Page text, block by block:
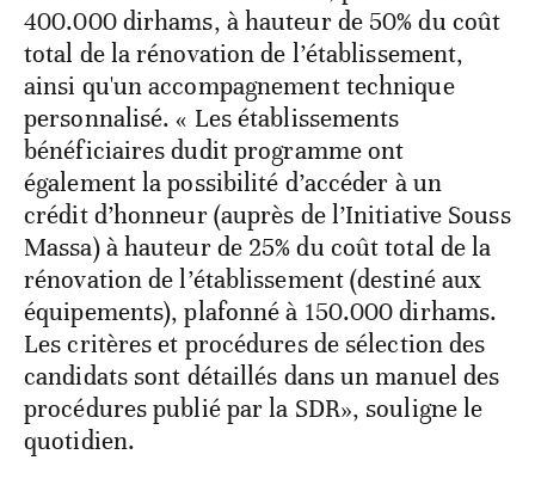
400.000 dirhams, à hauteur de 50% du coût
total de la rénovation de l’établissement,
ainsi qu'un accompagnement technique
personnalisé. « Les établissements
bénéficiaires dudit programme ont
également la possibilité d’accéder à un
crédit d’honneur (auprès de l’Initiative Souss
Massa) à hauteur de 25% du coût total de la
rénovation de l’établissement (destiné aux
équipements), plafonné à 150.000 dirhams.
Les critères et procédures de sélection des
candidats sont détaillés dans un manuel des
procédures publié par la SDR», souligne le
quotidien.